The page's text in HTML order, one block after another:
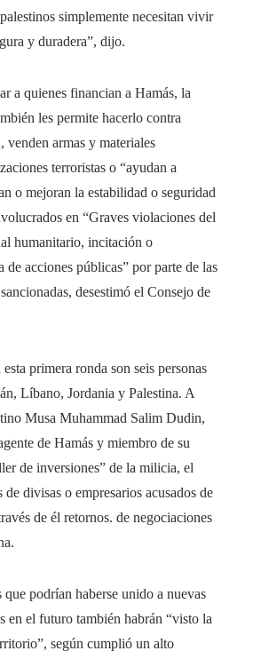
simplemente necesitan vivir
y duradera”, dijo.
a quienes financian a Hamás, la
les permite hacerlo contra
venden armas y materiales
terroristas o “ayudan a
o mejoran la estabilidad o seguridad
en “Graves violaciones del
humanitario, incitación o
acciones públicas” por parte de las
desestimó el Consejo de
primera ronda son seis personas
Líbano, Jordania y Palestina. A
Musa Muhammad Salim Dudin,
de Hamás y miembro de su
de inversiones” de la milicia, el
de divisas o empresarios acusados ​​de
de él retornos. de negociaciones
que podrían haberse unido a nuevas
en el futuro también habrán “visto la
según cumplió un alto